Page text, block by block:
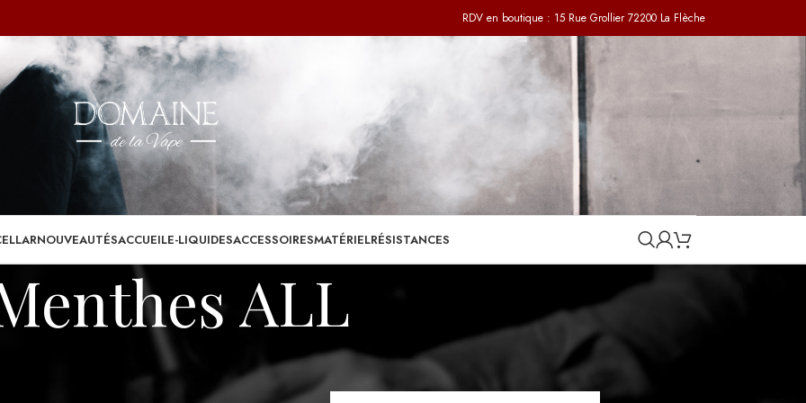
RDV en boutique : 15 Rue Grollier 72200 La Flèche
NOUVEAUTÉSACCUEILE-LIQUIDESACCESSOIRESMATÉRIELRÉSISTANCES
ALL
Afficher 36